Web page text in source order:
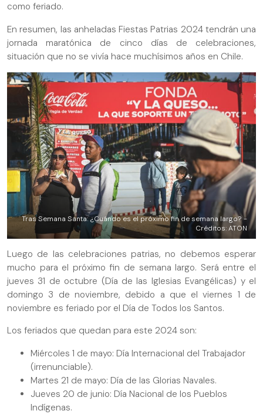
como feriado.
En resumen, las anheladas Fiestas Patrias 2024 tendrán una
jornada maratónica de cinco días de celebraciones,
situación que no se vivía hace muchísimos años en Chile.
Tras Semana Santa: ¿Cuándo es el próximo fin de semana largo? -
Créditos: ATON
Luego de las celebraciones patrias, no debemos esperar
mucho para el próximo fin de semana largo. Será entre el
jueves 31 de octubre (Día de las Iglesias Evangélicas) y el
domingo 3 de noviembre, debido a que el viernes 1 de
noviembre es feriado por el Día de Todos los Santos.
Los feriados que quedan para este 2024 son:
Miércoles 1 de mayo: Día Internacional del Trabajador
(irrenunciable).
Martes 21 de mayo: Día de las Glorias Navales.
Jueves 20 de junio: Día Nacional de los Pueblos
Indígenas.